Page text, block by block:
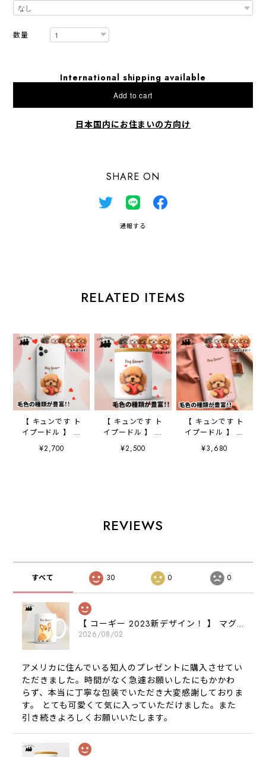
数量
International shipping available
Add to cart
日本国内にお住まいの方向け
SHARE ON
通報する
RELATED ITEMS
【 キュンです ト
イプードル 】 ス
マホケース クリ
アソフトケース
¥2,700
【 キュンです ト
イプードル 】 キ
ャニスター 保存
容器 お家用 プ
¥2,500
【 キュンです ト
イプードル 】 手
帳 スマホケース
犬 うちの子 プ
¥3,680
REVIEWS
すべて 30 0 0
【 コーギー 2023新デザイン！ 】 マグカップ お家用 プレゼント 犬 うちの子 犬グッズ ギフト
2026/08/02
アメリカに住んでいる知人のプレゼントに購入させてい
ただきました。時間がなく急遽お願いしたにもかかわ
らず、本当に丁寧な包装でいただき大変感謝しておりま
す。 とても可愛くて気に入っていただけました。また
引き続きよろしくお願いいたします。